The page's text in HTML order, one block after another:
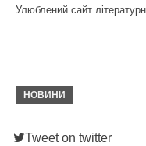
Улюблений сайт
НОВИНИ
Tweet on twitter